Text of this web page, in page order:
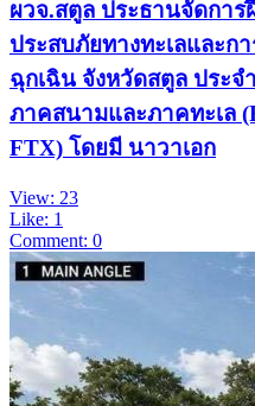
ผวจ.สตูล ประธานจัดกา
ประสบภัยทางทะเลและ
ฉุกเฉิน จังหวัดสตูล ประจ
ภาคสนามและภาคทะเล
FTX) โดยมี นาวาเอก
View: 23
Like: 1
Comment: 0